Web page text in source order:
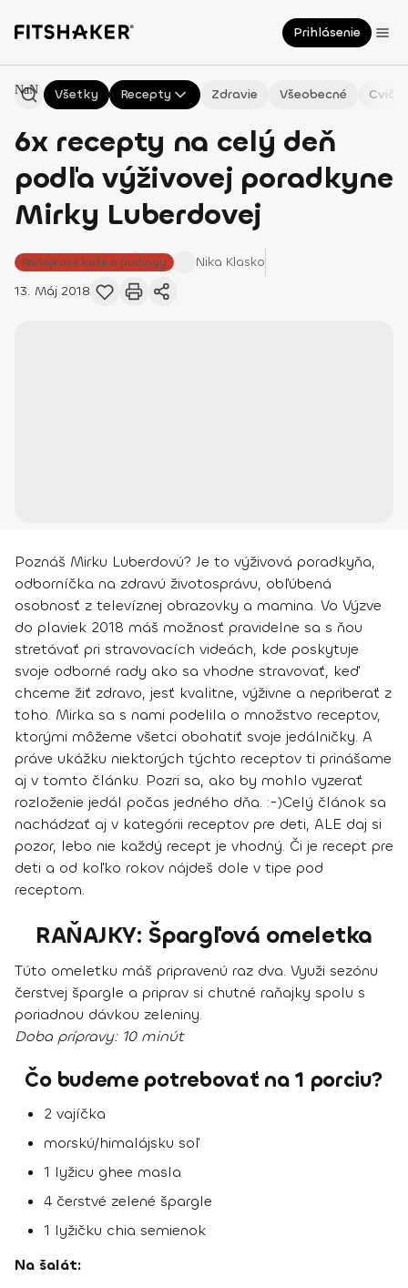
Prihlásenie
Všetky Recepty Zdravie Všeobecné
6x recepty na celý deň
podľa výživovej poradkyne
Mirky Luberdovej
Raňajkové kaše a pudingy Nika Klasko
13. Máj 2018
NaN
Poznáš Mirku Luberdovú? Je to výživová poradkyňa,
odborníčka na zdravú životosprávu, obľúbená
osobnosť z televíznej obrazovky a mamina. Vo Výzve
do plaviek 2018 máš možnosť pravidelne sa s ňou
stretávať pri stravovacích videách, kde poskytuje
svoje odborné rady ako sa vhodne stravovať, keď
chceme žiť zdravo, jesť kvalitne, výživne a nepriberať z
toho. Mirka sa s nami podelila o množstvo receptov,
ktorými môžeme všetci obohatiť svoje jedálničky. A
práve ukážku niektorých týchto receptov ti prinášame
aj v tomto článku. Pozri sa, ako by mohlo vyzerať
rozloženie jedál počas jedného dňa. :-)Celý článok sa
nachádzať aj v kategórii receptov pre deti, ALE daj si
pozor, lebo nie každý recept je vhodný. Či je recept pre
deti a od koľko rokov nájdeš dole v tipe pod
receptom.
RAŇAJKY: Špargľová omeletka
Túto omeletku máš pripravenú raz dva. Využi sezónu
čerstvej špargle a priprav si chutné raňajky spolu s
poriadnou dávkou zeleniny.
Doba prípravy: 10 minút
Čo budeme potrebovať na 1 porciu?
2 vajíčka
morskú/himalájsku soľ
1 lyžicu ghee masla
4 čerstvé zelené špargle
1 lyžičku chia semienok
Na šalát: